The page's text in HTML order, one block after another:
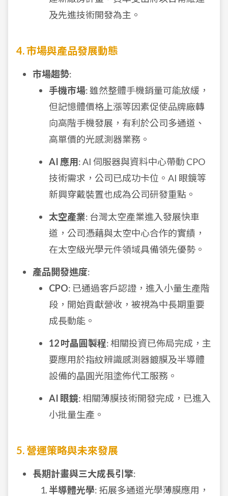
及先進技術開發為主。
4. 市場與產品發展動態
市場趨勢:
手機市場: 雖然整體手機銷量可能放緩，
但記憶體價格上漲等因素促使品牌廠轉
向高階手機發展，有利於公司多通道、
高單價的光感測器業務。
AI 應用: AI 伺服器與資料中心帶動 CPO
技術需求，公司已成功卡位。AI 眼鏡等
新興穿戴裝置也成為公司研發重點。
太空產業: 台灣太空產業進入發展快車
道，公司憑藉與太空中心合作的實績，
在太空級光學元件領域具備領先優勢。
產品開發進度:
CPO: 已通過客戶認證，進入小量生產階
段，開始貢獻營收，被視為中長期重要
成長動能。
12 吋晶圓製程: 相關投資已佈局完成，主
要應用於指紋辨識感測器鍍膜及半導體
設備的晶圓光阻塗佈代工服務。
AI 眼鏡: 相關薄膜技術開發完成，已進入
小批量生產。
5. 營運策略與未來發展
長期計畫與三大成長引擎:
半導體光學: 拓展多通道光學薄膜應用，